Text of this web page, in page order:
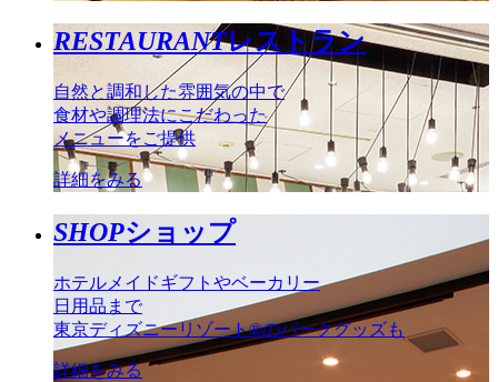
RESTAURANTレストラン
自然と調和した雰囲気の中で
食材や調理法にこだわった
メニューをご提供
詳細をみる
SHOPショップ
ホテルメイドギフトやベーカリー
日用品まで
東京ディズニーリゾート®のパークグッズも
詳細をみる